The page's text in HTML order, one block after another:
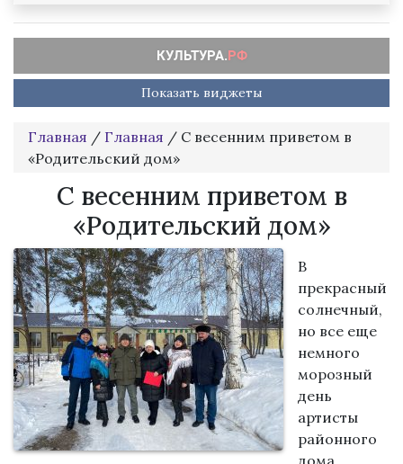
Показать виджеты
Главная / Главная / С весенним приветом в
«Родительский дом»
С весенним приветом в
«Родительский дом»
В
прекрасный
солнечный,
но все еще
немного
морозный
день
артисты
районного